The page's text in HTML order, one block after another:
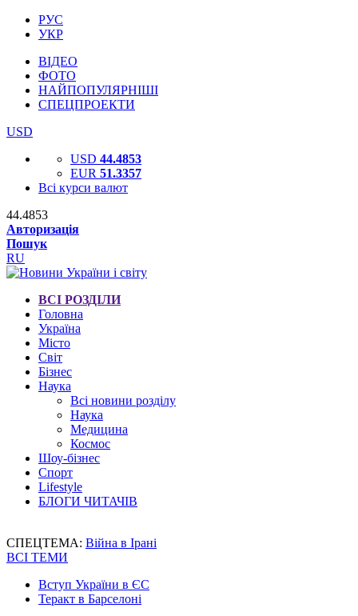
РУС
УКР
ВІДЕО
ФОТО
НАЙПОПУЛЯРНІШІ
СПЕЦПРОЕКТИ
USD
USD 44.4853
EUR 51.3357
Всі курси валют
44.4853
Авторизація
Пошук
RU
ВСІ РОЗДІЛИ
Головна
Україна
Місто
Світ
Бізнес
Наука
Всі новини розділу
Наука
Медицина
Космос
Шоу-бізнес
Спорт
Lifestyle
БЛОГИ ЧИТАЧІВ
СПЕЦТЕМА: Війна в Ірані
ВСІ ТЕМИ
Вступ України в ЄС
Теракт в Барселоні